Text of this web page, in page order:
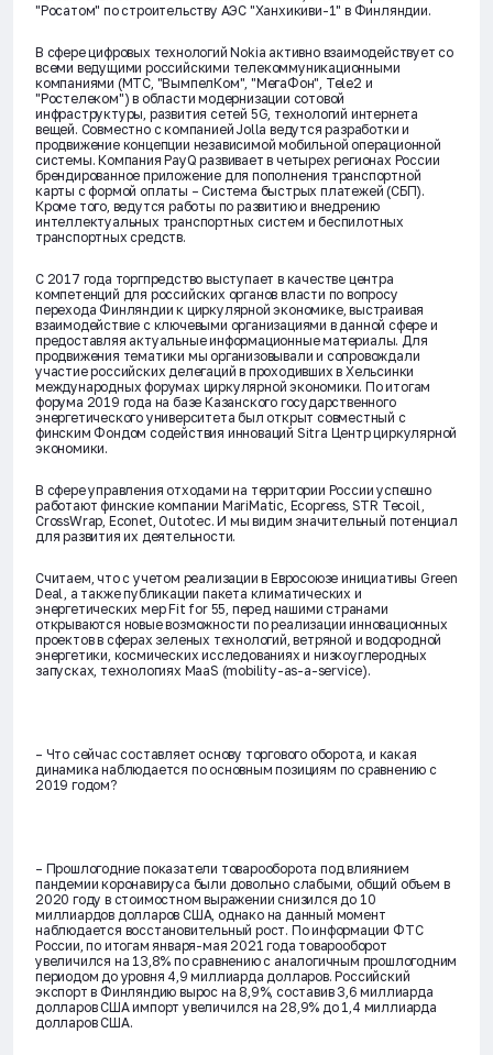
"Росатом" по строительству АЭС "Ханхикиви-1" в Финляндии.
В сфере цифровых технологий Nokia активно взаимодействует со
всеми ведущими российскими телекоммуникационными
компаниями (МТС, "ВымпелКом", "МегаФон", Tele2 и
"Ростелеком") в области модернизации сотовой
инфраструктуры, развития сетей 5G, технологий интернета
вещей. Совместно с компанией Jolla ведутся разработки и
продвижение концепции независимой мобильной операционной
системы. Компания PayQ развивает в четырех регионах России
брендированное приложение для пополнения транспортной
карты с формой оплаты – Система быстрых платежей (СБП).
Кроме того, ведутся работы по развитию и внедрению
интеллектуальных транспортных систем и беспилотных
транспортных средств.
С 2017 года торгпредство выступает в качестве центра
компетенций для российских органов власти по вопросу
перехода Финляндии к циркулярной экономике, выстраивая
взаимодействие с ключевыми организациями в данной сфере и
предоставляя актуальные информационные материалы. Для
продвижения тематики мы организовывали и сопровождали
участие российских делегаций в проходивших в Хельсинки
международных форумах циркулярной экономики. По итогам
форума 2019 года на базе Казанского государственного
энергетического университета был открыт совместный с
финским Фондом содействия инноваций Sitra Центр циркулярной
экономики.
В сфере управления отходами на территории России успешно
работают финские компании MariMatic, Ecopress, STR Tecoil,
CrossWrap, Econet, Outotec. И мы видим значительный потенциал
для развития их деятельности.
Считаем, что с учетом реализации в Евросоюзе инициативы Green
Deal, а также публикации пакета климатических и
энергетических мер Fit for 55, перед нашими странами
открываются новые возможности по реализации инновационных
проектов в сферах зеленых технологий, ветряной и водородной
энергетики, космических исследованиях и низкоуглеродных
запусках, технологиях MaaS (mobility-as-a-service).
– Что сейчас составляет основу торгового оборота, и какая
динамика наблюдается по основным позициям по сравнению с
2019 годом?
– Прошлогодние показатели товарооборота под влиянием
пандемии коронавируса были довольно слабыми, общий объем в
2020 году в стоимостном выражении снизился до 10
миллиардов долларов США, однако на данный момент
наблюдается восстановительный рост. По информации ФТС
России, по итогам января-мая 2021 года товарооборот
увеличился на 13,8% по сравнению с аналогичным прошлогодним
периодом до уровня 4,9 миллиарда долларов. Российский
экспорт в Финляндию вырос на 8,9%, составив 3,6 миллиарда
долларов США импорт увеличился на 28,9% до 1,4 миллиарда
долларов США.